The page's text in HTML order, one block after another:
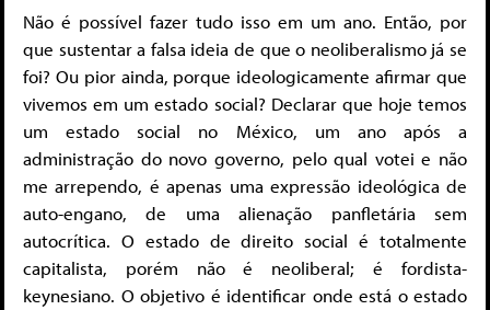
Não é possível fazer tudo isso em um ano. Então, por
que sustentar a falsa ideia de que o neoliberalismo já se
foi? Ou pior ainda, porque ideologicamente afirmar que
vivemos em um estado social? Declarar que hoje temos
um estado social no México, um ano após a
administração do novo governo, pelo qual votei e não
me arrependo, é apenas uma expressão ideológica de
auto-engano, de uma alienação panfletária sem
autocrítica. O estado de direito social é totalmente
capitalista, porém não é neoliberal; é fordista-
keynesiano. O objetivo é identificar onde está o estado